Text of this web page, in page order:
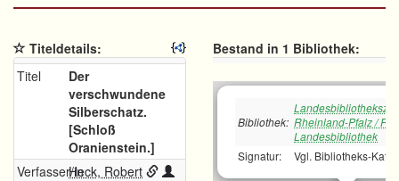
Titeldetails:
Titel
Der
verschwundene
Silberschatz.
[Schloß
Oranienstein.]
Verfasser/inHeck, Robert
Bestand in 1 Bibliothek:
Bibliothek: Rheinland-Pfalz /
Landesbibliothek
Signatur:
Vgl. Bibliotheks-